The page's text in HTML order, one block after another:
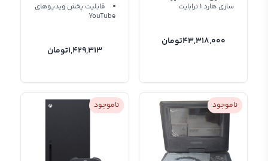
سازی هارد 1 ترابایت
43,318,000تومان
قابلیت پخش ویدیوهای
YouTube
1,429,313تومان
ناموجود ناموجود